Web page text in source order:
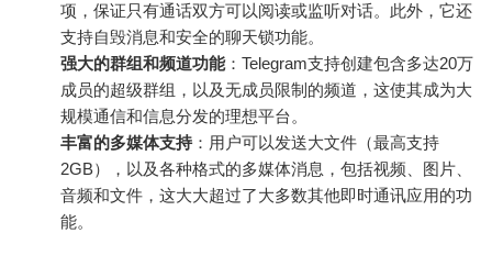
项，保证只有通话双方可以阅读或监听对话。此外，它还
支持自毁消息和安全的聊天锁功能。
强大的群组和频道功能：Telegram支持创建包含多达20万
成员的超级群组，以及无成员限制的频道，这使其成为大
规模通信和信息分发的理想平台。
丰富的多媒体支持：用户可以发送大文件（最高支持
2GB），以及各种格式的多媒体消息，包括视频、图片、
音频和文件，这大大超过了大多数其他即时通讯应用的功
能。